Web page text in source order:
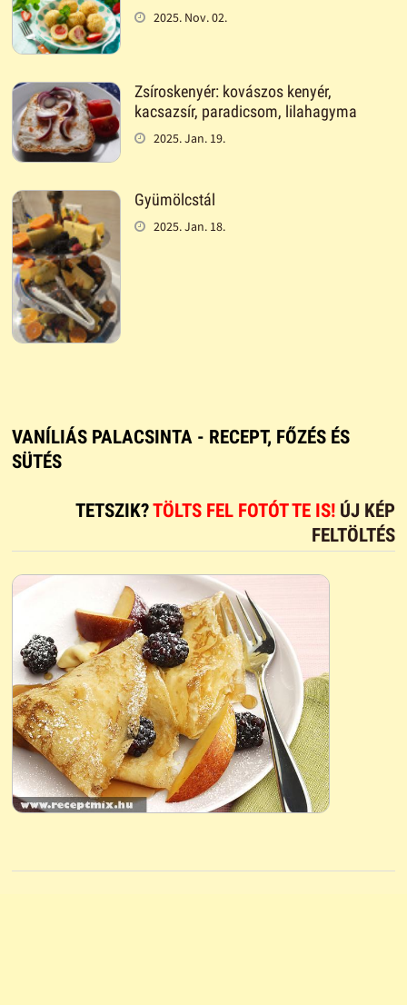
2025. Nov. 02.
Zsíroskenyér: kovászos kenyér,
kacsazsír, paradicsom, lilahagyma
2025. Jan. 19.
Gyümölcstál
2025. Jan. 18.
VANÍLIÁS PALACSINTA - RECEPT, FŐZÉS ÉS
SÜTÉS
TETSZIK?TÖLTS FEL FOTÓT TE IS! ÚJ KÉP
FELTÖLTÉS